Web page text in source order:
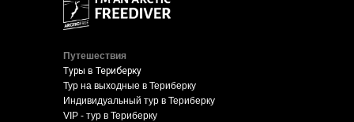
Путешествия
Индивидуальный тур в Териберку
VIP - тур в Териберку
Туры в Териберку
Тур на выходные в Териберку